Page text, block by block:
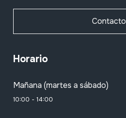
Contacto
Horario
Mañana (martes a sábado)
10:00 - 14:00